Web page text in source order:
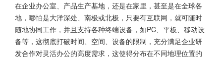
在企业办公室、产品生产基地，还是在家里，甚至是在全球各
地，哪怕是大洋深处、南极或北极，只要有互联网，就可随时
随地协同工作，并且支持各种终端设备，如PC、平板、移动设
备等，这彻底打破时间、空间、设备的限制，充分满足企业研
发合作对灵活办公的高度需求，这使得分布在不同地理位置的